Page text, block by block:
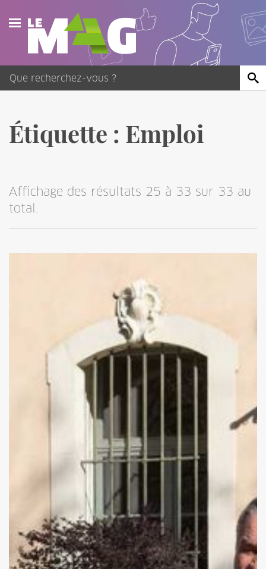
Actualités
Agenda
Vidéos
Étiquette : Emploi
Affichage des résultats 25 à 33 sur 33 au
total.